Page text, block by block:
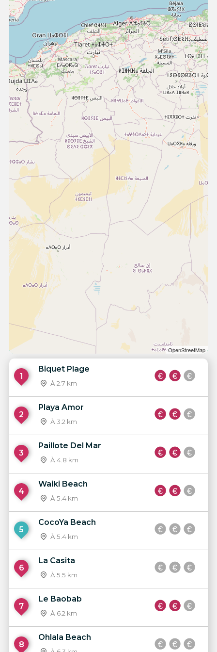
OpenStreetMap
1
Biquet Plage
À 2.7 km
2
Playa Amor
À 3.2 km
3
Paillote Del Mar
À 4.8 km
4
Waiki Beach
À 5.4 km
5
CocoYa Beach
À 5.4 km
6
La Casita
À 5.5 km
7
Le Baobab
À 6.2 km
8
Ohlala Beach